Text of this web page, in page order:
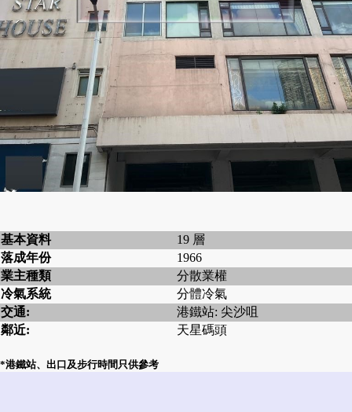
基本資料
19 層
落成年份
1966
業主種類
分散業權
冷氣系統
分體冷氣
交通:
港鐵站: 尖沙咀
鄰近:
天星碼頭
*港鐵站、出口及步行時間只供參考